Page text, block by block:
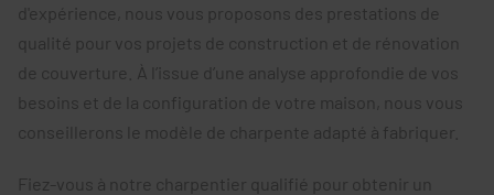
d'expérience, nous vous proposons des prestations de
qualité pour vos projets de construction et de rénovation
de couverture. À l’issue d’une analyse approfondie de vos
besoins et de la configuration de votre maison, nous vous
conseillerons le modèle de charpente adapté à fabriquer.
Fiez-vous à notre charpentier qualifié pour obtenir un